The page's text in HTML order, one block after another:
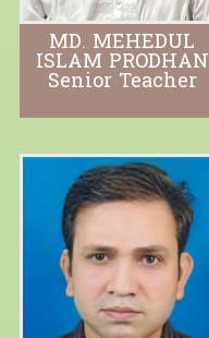
MD. MEHEDUL
ISLAM PRODHAN
Senior Teacher